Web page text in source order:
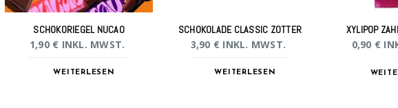
SCHOKORIEGEL NUCAO
1,90 € INKL. MWST.
WEITERLESEN
SCHOKOLADE CLASSIC ZOTTER
3,90 € INKL. MWST.
WEITERLESEN
XYLIPOP
0,90 €